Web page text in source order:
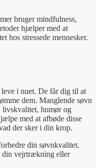
bruger mindfulness,
hjælper med at
hos stressede mennesker.
i nuet. De får dig til at
dem. Manglende søvn
livskvalitet, humør og
med at afbøde disse
der sker i din krop.
din søvnkvalitet.
din vejrtrækning eller